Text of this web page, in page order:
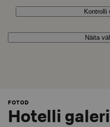
Kontrolli
Näita
FOTOD
Hotelli